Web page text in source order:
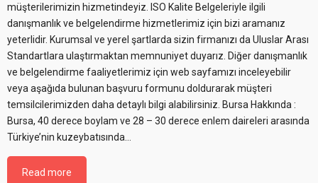
müşterilerimizin hizmetindeyiz. ISO Kalite Belgeleriyle ilgili
danışmanlık ve belgelendirme hizmetlerimiz için bizi aramanız
yeterlidir. Kurumsal ve yerel şartlarda sizin firmanızı da Uluslar Arası
Standartlara ulaştırmaktan memnuniyet duyarız. Diğer danışmanlık
ve belgelendirme faaliyetlerimiz için web sayfamızı inceleyebilir
veya aşağıda bulunan başvuru formunu doldurarak müşteri
temsilcilerimizden daha detaylı bilgi alabilirsiniz. Bursa Hakkında :
Bursa, 40 derece boylam ve 28 – 30 derece enlem daireleri arasında
Türkiye’nin kuzeybatısında…
Read more